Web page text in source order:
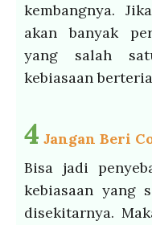
kembangnya.
akan banyak
yang salah
kebiasaan
4 Jangan Beri
Bisa jadi
kebiasaan yang
disekitarnya.